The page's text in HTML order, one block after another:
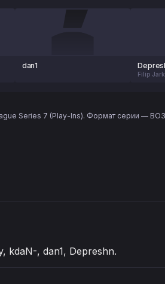
dan1
Filip
Series 7 (Play-Ins). Формат серии —
kdaN-, dan1, Depreshn.